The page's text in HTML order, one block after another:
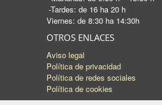
-Tardes: de 16 ha 20 h
Viernes: de 8:30 ha 14:30h
OTROS ENLACES
Aviso legal
Política de privacidad
Política de redes sociales
Política de cookies